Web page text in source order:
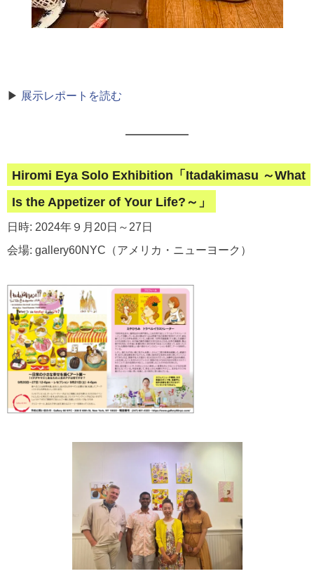
▶ 展示レポートを読む
Hiromi Eya Solo Exhibition「Itadakimasu ～What
Is the Appetizer of Your Life?～」
日時: 2024年９月20日～27日
会場: gallery60NYC（アメリカ・ニューヨーク）